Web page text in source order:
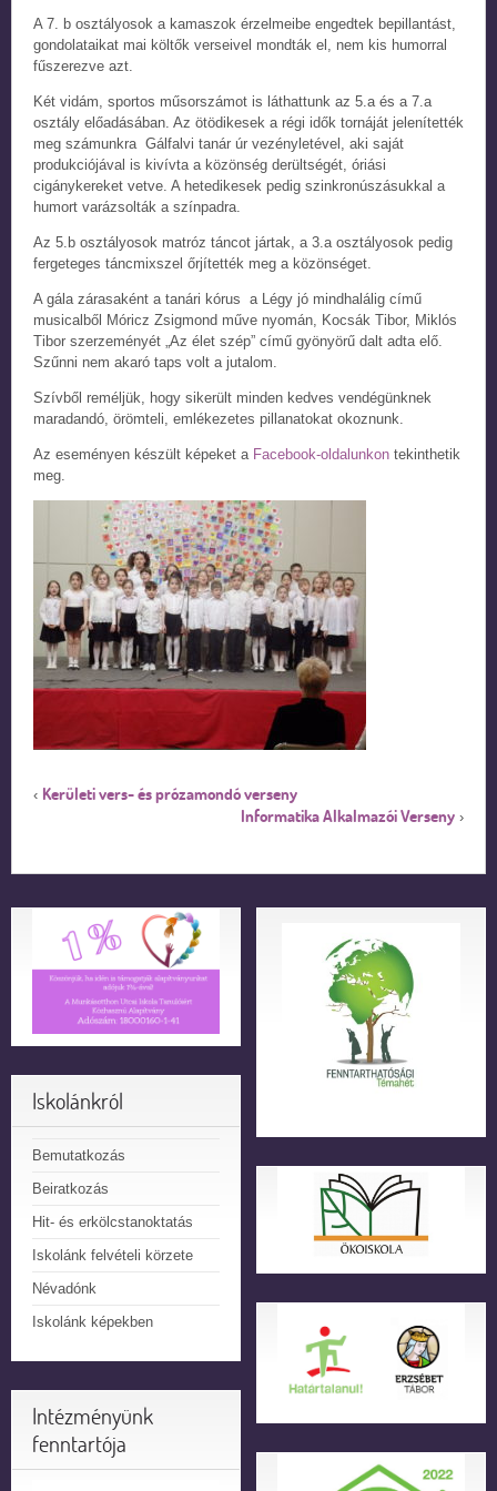
A 7. b osztályosok a kamaszok érzelmeibe engedtek bepillantást,
gondolataikat mai költők verseivel mondták el, nem kis humorral
fűszerezve azt.
Két vidám, sportos műsorszámot is láthattunk az 5.a és a 7.a
osztály előadásában. Az ötödikesek a régi idők tornáját jelenítették
meg számunkra Gálfalvi tanár úr vezényletével, aki saját
produkciójával is kivívta a közönség derültségét, óriási
cigánykereket vetve. A hetedikesek pedig szinkronúszásukkal a
humort varázsolták a színpadra.
Az 5.b osztályosok matróz táncot jártak, a 3.a osztályosok pedig
fergeteges táncmixszel őrjítették meg a közönséget.
A gála zárasaként a tanári kórus a Légy jó mindhalálig című
musicalből Móricz Zsigmond műve nyomán, Kocsák Tibor, Miklós
Tibor szerzeményét „Az élet szép” című gyönyörű dalt adta elő.
Szűnni nem akaró taps volt a jutalom.
Szívből reméljük, hogy sikerült minden kedves vendégünknek
maradandó, örömteli, emlékezetes pillanatokat okoznunk.
Az eseményen készült képeket a Facebook-oldalunkon tekinthetik
meg.
‹ Kerületi vers- és prózamondó verseny
Informatika Alkalmazói Verseny ›
Iskolánkról
Bemutatkozás
Beiratkozás
Hit- és erkölcstanoktatás
Iskolánk felvételi körzete
Névadónk
Iskolánk képekben
Intézményünk
fenntartója